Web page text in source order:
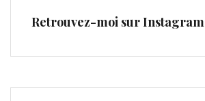
Retrouvez-moi sur Instagram